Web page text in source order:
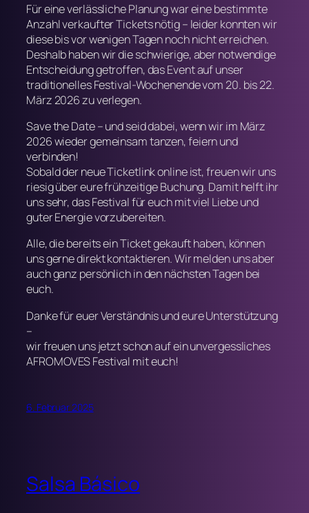
Für eine verlässliche Planung war eine bestimmte
Anzahl verkaufter Tickets nötig – leider konnten wir
diese bis vor wenigen Tagen noch nicht erreichen.
Deshalb haben wir die schwierige, aber notwendige
Entscheidung getroffen, das Event auf unser
traditionelles Festival-Wochenende vom 20. bis 22.
März 2026 zu verlegen.
Save the Date – und seid dabei, wenn wir im März
2026 wieder gemeinsam tanzen, feiern und
verbinden!
Sobald der neue Ticketlink online ist, freuen wir uns
riesig über eure frühzeitige Buchung. Damit helft ihr
uns sehr, das Festival für euch mit viel Liebe und
guter Energie vorzubereiten.
Alle, die bereits ein Ticket gekauft haben, können
uns gerne direkt kontaktieren. Wir melden uns aber
auch ganz persönlich in den nächsten Tagen bei
euch.
Danke für euer Verständnis und eure Unterstützung
–
wir freuen uns jetzt schon auf ein unvergessliches
AFROMOVES Festival mit euch!
6. Februar 2025
Salsa Básico